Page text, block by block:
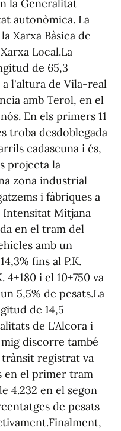
la Generalitat
autonòmica. La
Xarxa Bàsica de
Local.La
de 65,3
a l'altura de Vila-real
amb Terol, en el
En els primers 11
troba desdoblegada
cadascuna i és,
projecta la
zona industrial
i fàbriques a
Intensitat Mitjana
en el tram del
amb un
fins al P.K.
i el 10+750 va
5,5% de pesats.La
de 14,5
de L'Alcora i
discorre també
registrat va
en el primer tram
4.232 en el segon
de pesats